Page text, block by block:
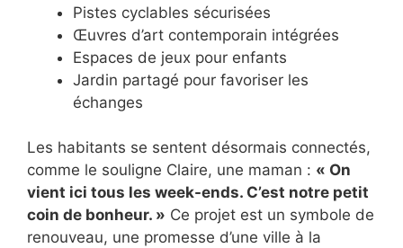
Pistes cyclables sécurisées
Œuvres d’art contemporain intégrées
Espaces de jeux pour enfants
Jardin partagé pour favoriser les
échanges
Les habitants se sentent désormais connectés,
comme le souligne Claire, une maman : « On
vient ici tous les week-ends. C’est notre petit
coin de bonheur. » Ce projet est un symbole de
renouveau, une promesse d’une ville à la